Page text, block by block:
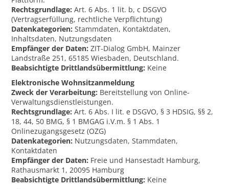
Rechtsgrundlage: Art. 6 Abs. 1 lit. b, c DSGVO
(Vertragserfüllung, rechtliche Verpflichtung)
Datenkategorien: Stammdaten, Kontaktdaten,
Inhaltsdaten, Nutzungsdaten
Empfänger der Daten: ZIT-Dialog GmbH, Mainzer
Landstraße 251, 65185 Wiesbaden, Deutschland.
Beabsichtigte Drittlandsübermittlung: Keine
Elektronische Wohnsitzanmeldung
Zweck der Verarbeitung: Bereitstellung von Online-
Verwaltungsdienstleistungen.
Rechtsgrundlage: Art. 6 Abs. I lit. e DSGVO, § 3 HDSIG, §§ 2,
18, 44, 50 BMG, § 1 BMGAG i.V.m. § 1 Abs. 1
Onlinezugangsgesetz (OZG)
Datenkategorien: Nutzungsdaten, Stammdaten,
Kontaktdaten
Empfänger der Daten: Freie und Hansestadt Hamburg,
Rathausmarkt 1, 20095 Hamburg
Beabsichtigte Drittlandsübermittlung: Keine